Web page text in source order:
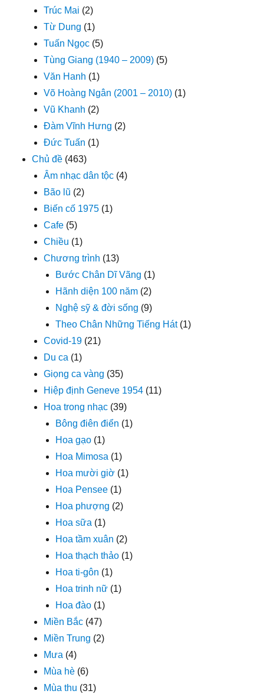
Trúc Mai (2)
Từ Dung (1)
Tuấn Ngọc (5)
Tùng Giang (1940 – 2009) (5)
Văn Hanh (1)
Võ Hoàng Ngân (2001 – 2010) (1)
Vũ Khanh (2)
Đàm Vĩnh Hưng (2)
Đức Tuấn (1)
Chủ đề (463)
Âm nhạc dân tộc (4)
Bão lũ (2)
Biến cố 1975 (1)
Cafe (5)
Chiều (1)
Chương trình (13)
Bước Chân Dĩ Vãng (1)
Hãnh diện 100 năm (2)
Nghệ sỹ & đời sống (9)
Theo Chân Những Tiếng Hát(1)
Covid-19 (21)
Du ca (1)
Giọng ca vàng (35)
Hiệp định Geneve 1954 (11)
Hoa trong nhạc (39)
Bông điên điển (1)
Hoa gạo (1)
Hoa Mimosa (1)
Hoa mười giờ (1)
Hoa Pensee (1)
Hoa phượng (2)
Hoa sữa (1)
Hoa tầm xuân (2)
Hoa thạch thảo (1)
Hoa ti-gôn (1)
Hoa trinh nữ (1)
Hoa đào (1)
Miền Bắc (47)
Miền Trung (2)
Mưa (4)
Mùa hè (6)
Mùa thu (31)